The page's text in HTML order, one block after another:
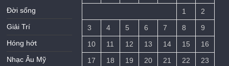
Đời sống
Giải Trí
Hóng hớt
Nhạc Âu Mỹ
1
2
3
4 5 6 7 8
9
10
11 12 13 14 15
16
17
18 19 20 21 22
23